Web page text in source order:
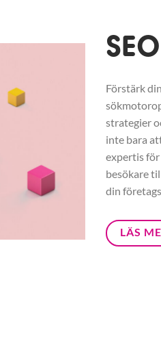
Förstärk
strategier
inte bara
expertis
besökare
din
LÄS